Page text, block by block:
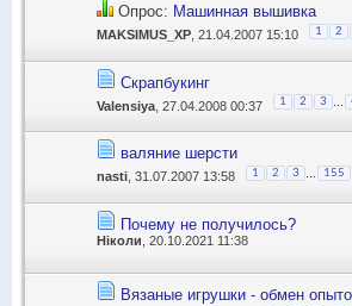
Опрос: Машинная вышивка
MAKSIMUS_XP , 21.04.2007 15:10 1 2
Скрапбукинг
Valensiya , 27.04.2008 00:37 1 2 3 ...
валяние шерсти
nasti , 31.07.2007 13:58 1 2 3 155
Почему не получилось?
Ніколи , 20.10.2021 11:38
Вязаные игрушки - обмен